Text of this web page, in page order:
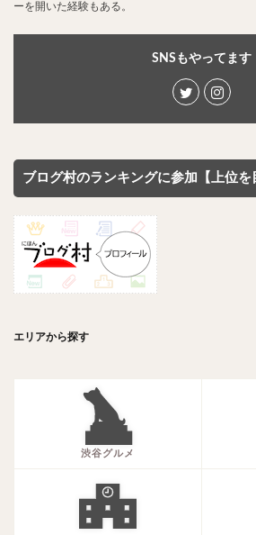
ーを開いた経験もある。
SNSもやってます
ブログ村のランキングに参加【上位を
エリアから探す
渋谷グルメ